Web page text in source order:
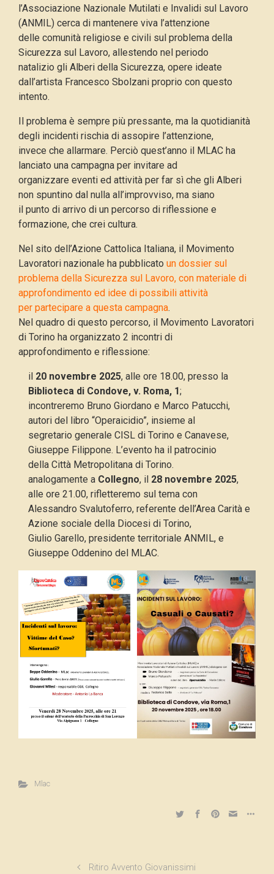
l’Associazione Nazionale Mutilati e Invalidi sul Lavoro
(ANMIL) cerca di mantenere viva l’attenzione
delle comunità religiose e civili sul problema della
Sicurezza sul Lavoro, allestendo nel periodo
natalizio gli Alberi della Sicurezza, opere ideate
dall’artista Francesco Sbolzani proprio con questo
intento.
Il problema è sempre più pressante, ma la quotidianità
degli incidenti rischia di assopire l’attenzione,
invece che allarmare. Perciò quest’anno il MLAC ha
lanciato una campagna per invitare ad
organizzare eventi ed attività per far sì che gli Alberi
non spuntino dal nulla all’improvviso, ma siano
il punto di arrivo di un percorso di riflessione e
formazione, che crei cultura.
Nel sito dell’Azione Cattolica Italiana, il Movimento
Lavoratori nazionale ha pubblicato un dossier sul
problema della Sicurezza sul Lavoro, con materiale di
approfondimento ed idee di possibili attività
per partecipare a questa campagna.
Nel quadro di questo percorso, il Movimento Lavoratori
di Torino ha organizzato 2 incontri di
approfondimento e riflessione:
il 20 novembre 2025, alle ore 18.00, presso la
Biblioteca di Condove, v. Roma, 1;
incontreremo Bruno Giordano e Marco Patucchi,
autori del libro “Operaicidio”, insieme al
segretario generale CISL di Torino e Canavese,
Giuseppe Filippone. L’evento ha il patrocinio
della Città Metropolitana di Torino.
analogamente a Collegno, il 28 novembre 2025,
alle ore 21.00, rifletteremo sul tema con
Alessandro Svalutoferro, referente dell’Area Carità e
Azione sociale della Diocesi di Torino,
Giulio Garello, presidente territoriale ANMIL, e
Giuseppe Oddenino del MLAC.
Mlac
Ritiro Avvento Giovanissimi